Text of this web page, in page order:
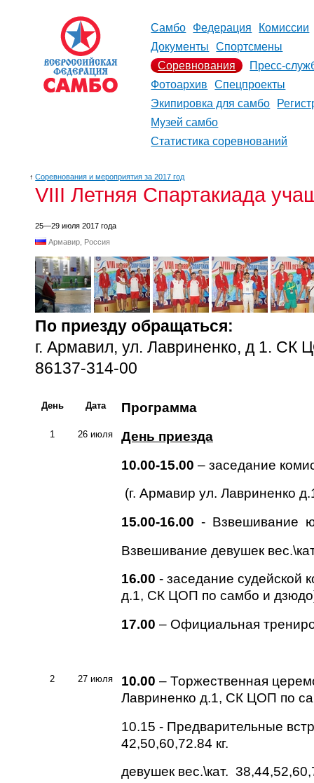
Самбо Федерация
Комиссии
Документы
Спортсмены
Соревнования
Пресс-
Фотоархив
Спецпроекты
Экипировка для самбо
Музей самбо
Статистика соревнований
↑ Соревнования и мероприятия за 2017 год
VIII Летняя Спартакиада
25—29 июля 2017 года
Армавир, Россия
По приезду обращаться:
г. Армавил, ул. Лавриненко, д 1. СК
86137-314-00
День Дата Программа
1 26 июля
День приезда
10.00-15.00 – заседание
(г. Армавир ул. Лавриненко
15.00-16.00 - Взвешивание
Взвешивание девушек
16.00 - заседание судейской
д.1, СК ЦОП по самбо и
17.00 – Официальная
2 27 июля 10.00 – Торжественная
Лавриненко д.1, СК ЦОП по
10.15 - Предварительные
42,50,60,72.84 кг.
девушек вес.\кат.